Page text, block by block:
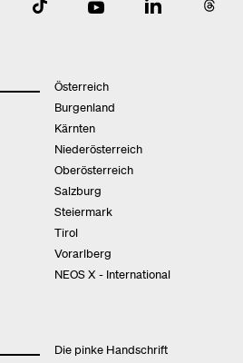
Österreich
Burgenland
Kärnten
Niederösterreich
Oberösterreich
Salzburg
Steiermark
Tirol
Vorarlberg
NEOS X - International
Die pinke Handschrift